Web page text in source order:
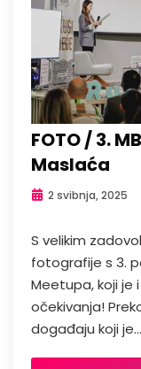
FOTO / 3.
Maslaća
2 svibnja, 2025
S velikim
fotografije s 3.
Meetupa, koji je
očekivanja!
događaju koji je...